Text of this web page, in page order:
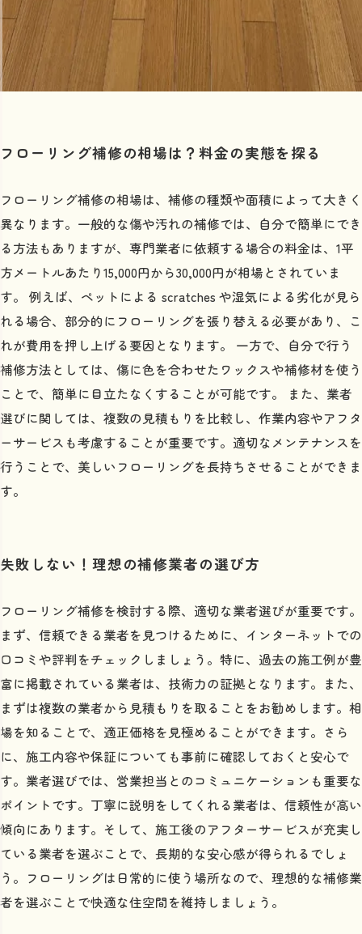
フローリング補修の相場は？料金の実態を探る
フローリング補修の相場は、補修の種類や面積によって大きく
異なります。一般的な傷や汚れの補修では、自分で簡単にでき
る方法もありますが、専門業者に依頼する場合の料金は、1平
方メートルあたり15,000円から30,000円が相場とされていま
す。 例えば、ペットによる scratches や湿気による劣化が見ら
れる場合、部分的にフローリングを張り替える必要があり、こ
れが費用を押し上げる要因となります。 一方で、自分で行う
補修方法としては、傷に色を合わせたワックスや補修材を使う
ことで、簡単に目立たなくすることが可能です。 また、業者
選びに関しては、複数の見積もりを比較し、作業内容やアフタ
ーサービスも考慮することが重要です。適切なメンテナンスを
行うことで、美しいフローリングを長持ちさせることができま
す。
失敗しない！理想の補修業者の選び方
フローリング補修を検討する際、適切な業者選びが重要です。
まず、信頼できる業者を見つけるために、インターネットでの
口コミや評判をチェックしましょう。特に、過去の施工例が豊
富に掲載されている業者は、技術力の証拠となります。また、
まずは複数の業者から見積もりを取ることをお勧めします。相
場を知ることで、適正価格を見極めることができます。さら
に、施工内容や保証についても事前に確認しておくと安心で
す。業者選びでは、営業担当とのコミュニケーションも重要な
ポイントです。丁寧に説明をしてくれる業者は、信頼性が高い
傾向にあります。そして、施工後のアフターサービスが充実し
ている業者を選ぶことで、長期的な安心感が得られるでしょ
う。フローリングは日常的に使う場所なので、理想的な補修業
者を選ぶことで快適な住空間を維持しましょう。